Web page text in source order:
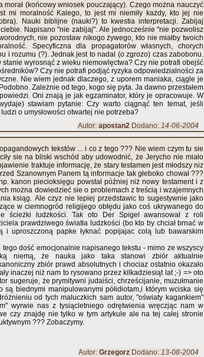
(końcowy wniosek pouczający). Czego można nauczyć
mi moralność Kalego, to jest mi niemiły każdy, kto jej nie
Nauki biblijne (nauki?) to kwestia interpretacji. Zabijaj
Napisano "nie zabijaj". Ale jednocześnie "nie pozwolisz
nie pozostaw nikogo żywego, kto nie miałby twoich
Specyficzna dla propagatorów własnych, chorych
i rozumu (?). Jednak jest to nadal (o zgrozo) czas zabobonu.
wyrosnąć z wieku niemowlęctwa? Czy nie potrafi obejść
Czy nie potrafi podjąć ryzyka odpowiedzialności za
Nie wiem jednak dlaczego, z uporem maniaka, ciągle je
Zależnie od tego, kogo się pyta. Ja dawno przestałem
Oni znają je jak egzaminator, który je opracowuje. W
stawiam pytanie: Czy warto ciągnąć ten temat, jeśli
o umysłowości otwartej nie potrzeba?
Autor: apostan2 Dodano: 14-06-2004
tekstów ... i co z tego ??? Nie wiem czym tu sie
sie na bliski wschód aby udowodnić, że Jerycho nie miało
traktuje informację, że stary testamen jest młodszy niz
Szanownym Panem tą informacje tak głeboko chował ???
kanon piecioksięgu powstał później niż nowy testament i z
można dowiedzieć sie o problemach z treścią i wzajemnych
ksiąg. Ale czyz nie lepiej przedstawic to sugestywnie jako
w ciemnogród religijego obłędu jako coś ukrywanego do
ścieżki ludzkości. Tak oto Der Spigel awansował z roli
prawdziwego światła ludzkości (bo kto by chciał brnać w
i uproszczoną papke łyknać popijajac colą lub bawarskim
tego dość emocjonalnie napisanego tekstu - mimo ze wszyscy
zbiór aktualnie
prawd absolutnych i chociaz ostatnio okazało
niż nam to rysowano przez kilkadziesiąt lat ;-) => oto
biednymi manipulowanymi półidiotam,i którym wciska się
od tych maluczkich sam autor, "oświaty kagankiem"
wyrwie nas z tysiącletniego odrętwienia wręczjąc nam w
??? Zobaczymy.
Autor: Grzegorz Dodano: 13-08-2004